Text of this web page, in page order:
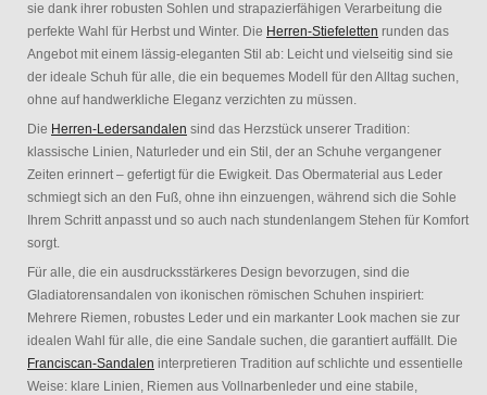
sie dank ihrer robusten Sohlen und strapazierfähigen Verarbeitung die
perfekte Wahl für Herbst und Winter. Die Herren-Stiefeletten runden das
Angebot mit einem lässig-eleganten Stil ab: Leicht und vielseitig sind sie
der ideale Schuh für alle, die ein bequemes Modell für den Alltag suchen,
ohne auf handwerkliche Eleganz verzichten zu müssen.
Die Herren-Ledersandalen sind das Herzstück unserer Tradition:
klassische Linien, Naturleder und ein Stil, der an Schuhe vergangener
Zeiten erinnert – gefertigt für die Ewigkeit. Das Obermaterial aus Leder
schmiegt sich an den Fuß, ohne ihn einzuengen, während sich die Sohle
Ihrem Schritt anpasst und so auch nach stundenlangem Stehen für Komfort
sorgt.
Für alle, die ein ausdrucksstärkeres Design bevorzugen, sind die
Gladiatorensandalen von ikonischen römischen Schuhen inspiriert:
Mehrere Riemen, robustes Leder und ein markanter Look machen sie zur
idealen Wahl für alle, die eine Sandale suchen, die garantiert auffällt. Die
Franciscan-Sandalen interpretieren Tradition auf schlichte und essentielle
Weise: klare Linien, Riemen aus Vollnarbenleder und eine stabile,